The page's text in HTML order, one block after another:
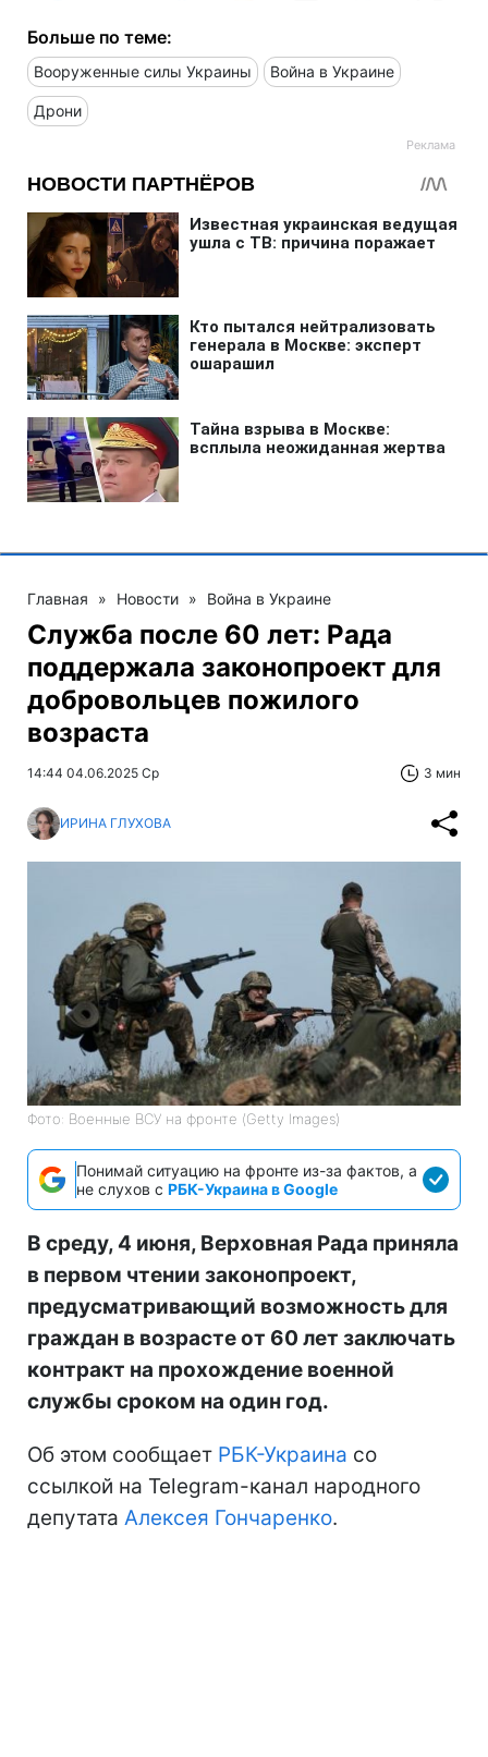
Больше по теме:
Вооруженные силы Украины Война в Украине
Дрони
Главная » Новости » Война в Украине
Служба после 60 лет: Рада
поддержала законопроект для
добровольцев пожилого
возраста
14:44 04.06.2025 Ср 3 мин
ИРИНА ГЛУХОВА
Фото: Военные ВСУ на фронте (Getty Images)
Понимай ситуацию на фронте из-за фактов, а
не слухов с РБК-Украина в Google
В среду, 4 июня, Верховная Рада приняла
в первом чтении законопроект,
предусматривающий возможность для
граждан в возрасте от 60 лет заключать
контракт на прохождение военной
службы сроком на один год.
Об этом сообщает РБК-Украина со
ссылкой на Telegram-канал народного
депутата Алексея Гончаренко.